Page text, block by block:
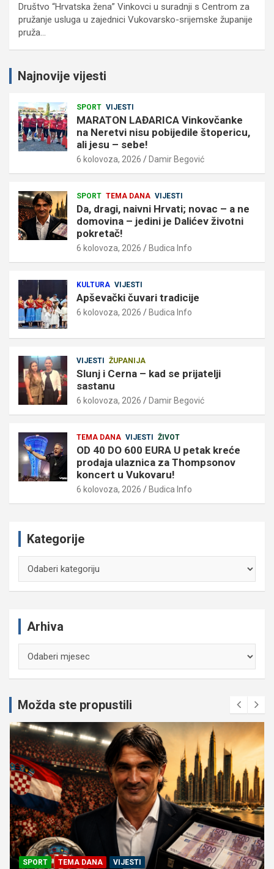
Društvo “Hrvatska žena” Vinkovci u suradnji s Centrom za
pružanje usluga u zajednici Vukovarsko-srijemske županije
pruža…
Najnovije vijesti
SPORT VIJESTI
MARATON LAĐARICA Vinkovčanke
na Neretvi nisu pobijedile štopericu,
ali jesu – sebe!
6 kolovoza, 2026 Damir Begović
SPORT TEMA DANA VIJESTI
Da, dragi, naivni Hrvati; novac – a ne
domovina – jedini je Dalićev životni
pokretač!
6 kolovoza, 2026 Budica Info
KULTURA VIJESTI
Apševački čuvari tradicije
6 kolovoza, 2026 Budica Info
VIJESTI ŽUPANIJA
Slunj i Cerna – kad se prijatelji
sastanu
6 kolovoza, 2026 Damir Begović
TEMA DANA VIJESTI ŽIVOT
OD 40 DO 600 EURA U petak kreće
prodaja ulaznica za Thompsonov
koncert u Vukovaru!
6 kolovoza, 2026 Budica Info
Kategorije
Arhiva
Možda ste propustili
SPORT TEMA DANA VIJESTI